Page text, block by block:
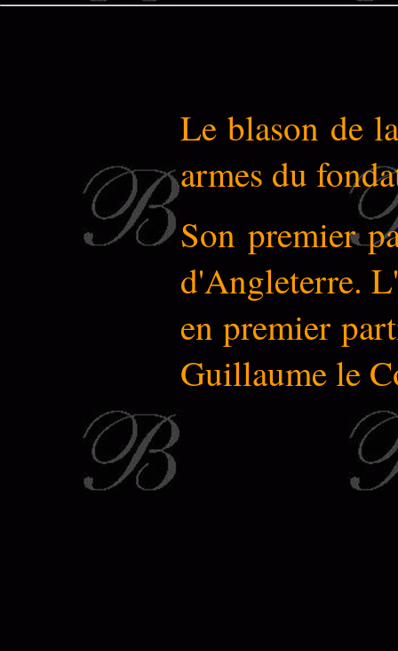
Le blason de
armes du
Son premier
d'Angleterre.
en premier
Guillaume le